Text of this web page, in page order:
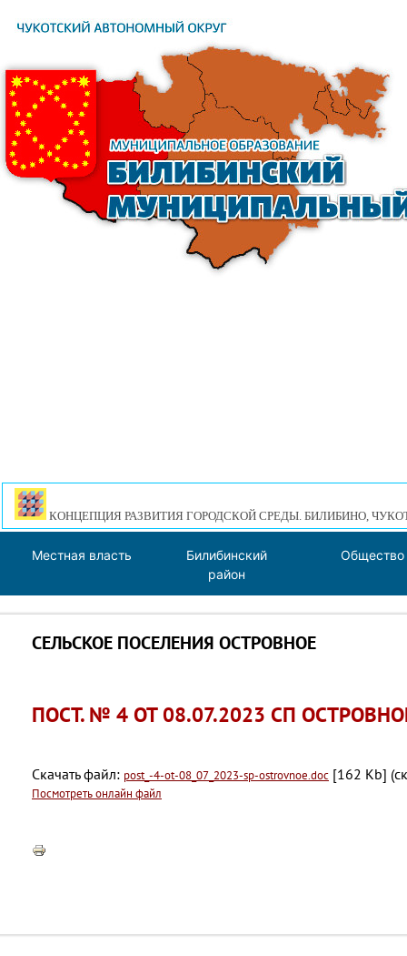
КОНЦЕПЦИЯ РАЗВИТИЯ ГОРОДСКОЙ СРЕДЫ. БИЛИБИНО,
Местная власть
Билибинский
район
Общество
СЕЛЬСКОЕ ПОСЕЛЕНИЯ ОСТРОВНОЕ
ПОСТ. № 4 ОТ 08.07.2023 СП
Скачать файл: post_-4-ot-08_07_2023-sp-ostrovnoe.doc [162 Kb]
Посмотреть онлайн файл